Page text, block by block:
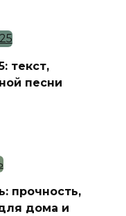
текст,
песни
прочность,
дома и